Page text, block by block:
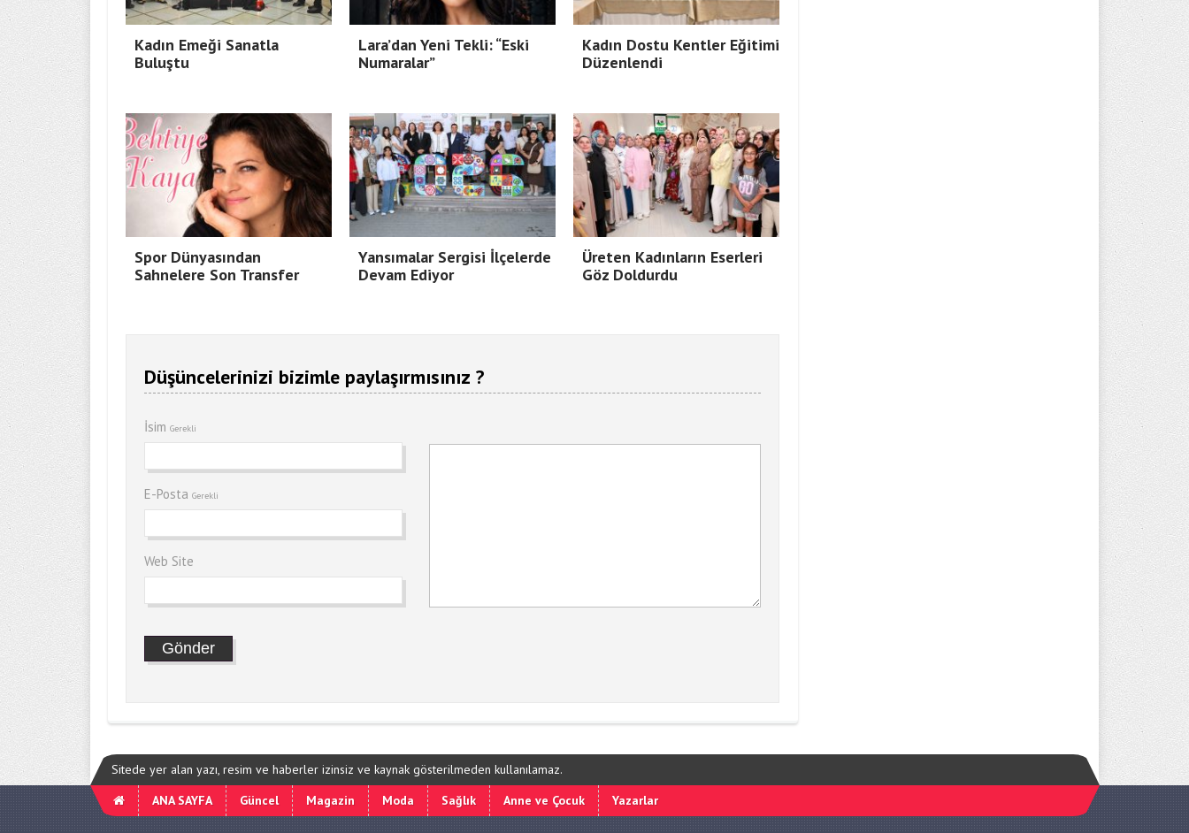
Kadın Emeği Sanatla
Buluştu
Lara’dan Yeni Tekli: “Eski
Numaralar”
Kadın Dostu Kentler Eğitimi
Düzenlendi
Spor Dünyasından
Sahnelere Son Transfer
Yansımalar Sergisi İlçelerde
Devam Ediyor
Üreten Kadınların Eserleri
Göz Doldurdu
Düşüncelerinizi bizimle paylaşırmısınız ?
İsim Gerekli
E-Posta Gerekli
Web Site
Sitede yer alan yazı, resim ve haberler izinsiz ve kaynak gösterilmeden kullanılamaz.
ANA SAYFA
Güncel Magazin Moda Sağlık Anne ve Çocuk Yazarlar